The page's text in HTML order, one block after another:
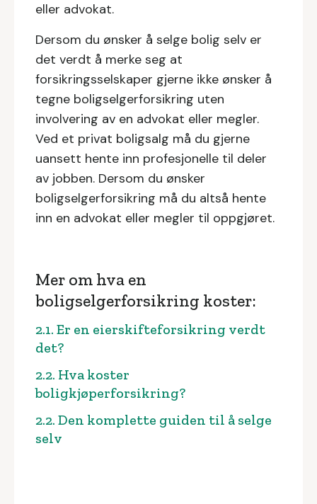
eller advokat.
Dersom du ønsker å selge bolig selv er
det verdt å merke seg at
forsikringsselskaper gjerne ikke ønsker å
tegne boligselgerforsikring uten
involvering av en advokat eller megler.
Ved et privat boligsalg må du gjerne
uansett hente inn profesjonelle til deler
av jobben. Dersom du ønsker
boligselgerforsikring må du altså hente
inn en advokat eller megler til oppgjøret.
Mer om hva en
boligselgerforsikring koster:
2.1. Er en eierskifteforsikring verdt
det?
2.2. Hva koster
boligkjøperforsikring?
2.2. Den komplette guiden til å selge
selv